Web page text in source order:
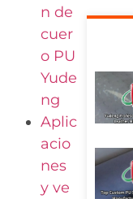
n de
cuer
o PU
Yude
ng
Aplic
acio
nes
y ve